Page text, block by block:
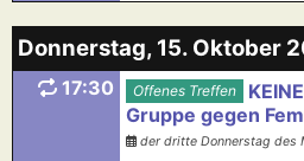
Donnerstag, 15. Oktober
17:30 Offenes Treffen
Gruppe gegen
der dritte Donnerstag des